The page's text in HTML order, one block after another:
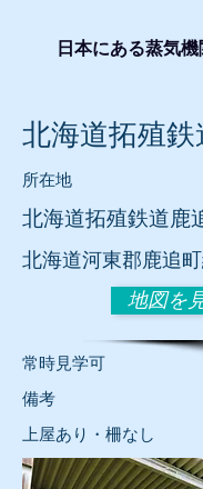
日本にある蒸気機
北海道拓殖鉄
所在地
北海道拓殖鉄道鹿
北海道河東郡鹿追
地図を
常時見学可
​備考
上屋あり・柵なし